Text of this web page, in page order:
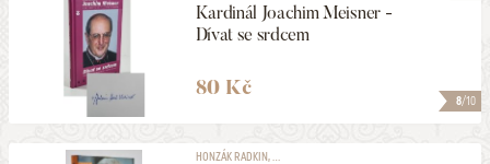
ILUSTRÁTOR
VYDAVATELSTVÍ
8/10
Kardinál Joachim Meisner -
Dívat se srdcem
80 Kč
HONZÁK RADKIN, ...